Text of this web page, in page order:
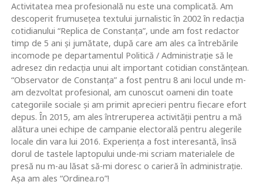
Activitatea mea profesională nu este una complicată. Am
descoperit frumusețea textului jurnalistic în 2002 în redacția
cotidianului “Replica de Constanța”, unde am fost redactor
timp de 5 ani și jumătate, după care am ales ca întrebările
incomode pe departamentul Politică / Administrație să le
adresez din redacția unui alt important cotidian constănțean.
“Observator de Constanța” a fost pentru 8 ani locul unde m-
am dezvoltat profesional, am cunoscut oameni din toate
categoriile sociale și am primit aprecieri pentru fiecare efort
depus. În 2015, am ales întreruperea activității pentru a mă
alătura unei echipe de campanie electorală pentru alegerile
locale din vara lui 2016. Experiența a fost interesantă, însă
dorul de tastele laptopului unde-mi scriam materialele de
presă nu m-au lăsat să-mi doresc o carieră în administrație.
Așa am ales “Ordinea.ro”!